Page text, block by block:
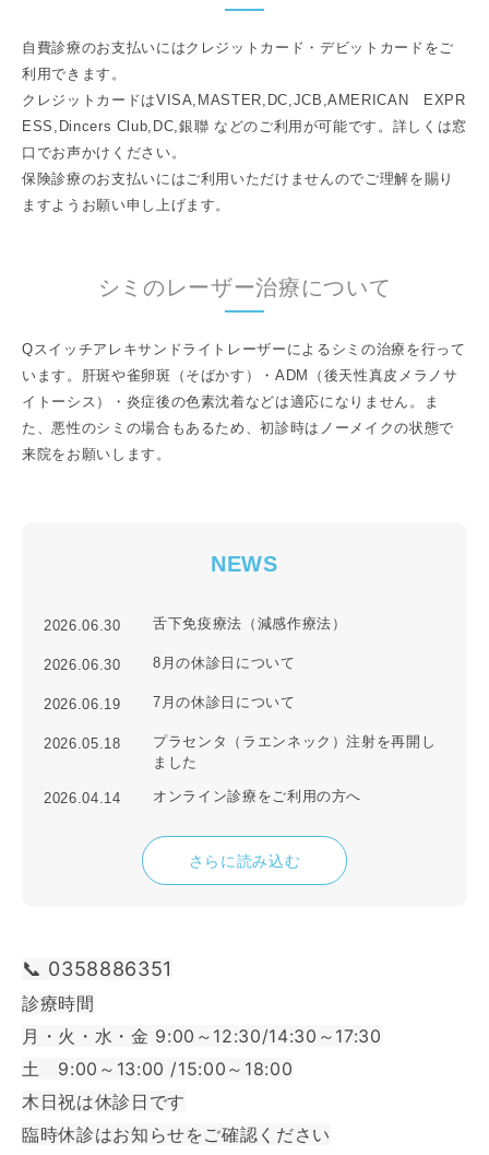
自費診療のお支払いにはクレジットカード・デビットカードをご
利用できます。
クレジットカードはVISA,MASTER,DC,JCB,AMERICAN EXPR
ESS,Dincers Club,DC,銀聯 などのご利用が可能です。詳しくは窓
口でお声かけください。
保険診療のお支払いにはご利用いただけませんのでご理解を賜り
ますようお願い申し上げます。
シミのレーザー治療について
Qスイッチアレキサンドライトレーザーによるシミの治療を行って
います。肝斑や雀卵斑（そばかす）・ADM（後天性真皮メラノサ
イトーシス）・炎症後の色素沈着などは適応になりません。ま
た、悪性のシミの場合もあるため、初診時はノーメイクの状態で
来院をお願いします。
NEWS
2026.06.30 舌下免疫療法（減感作療法）
2026.06.30 8月の休診日について
2026.06.19 7月の休診日について
2026.05.18
プラセンタ（ラエンネック）注射を再開し
ました
2026.04.14 オンライン診療をご利用の方へ
さらに読み込む
📞 0358886351
診療時間
月・火・水・金 9:00～12:30/14:30～17:30
土 9:00～13:00 /15:00～18:00
木日祝は休診日です
臨時休診はお知らせをご確認ください